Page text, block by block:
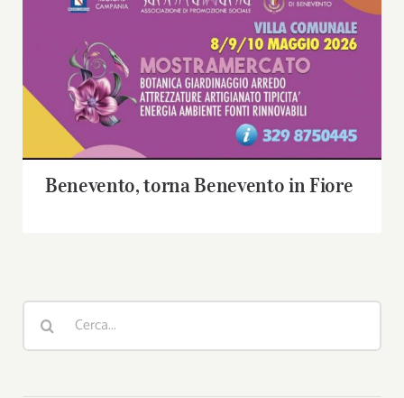
Benevento, torna Benevento in Fiore
Cerca
per: